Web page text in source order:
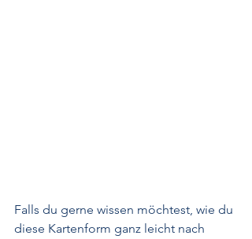
Falls du gerne wissen möchtest, wie du
diese Kartenform ganz leicht nach